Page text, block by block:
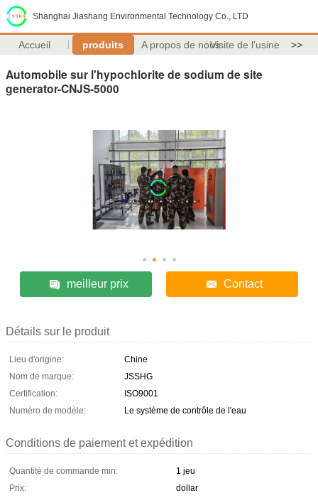
Shanghai Jiashang Environmental Technology Co., LTD
Accueil produits A propos de nousVisite de l'usine >>
Automobile sur l'hypochlorite de sodium de site
generator-CNJS-5000
meilleur prix Contact
Détails sur le produit
Lieu d'origine:
Chine
Nom de marque:
JSSHG
Certification:
ISO9001
Numéro de modèle:
Le système de contrôle de l'eau
Conditions de paiement et expédition
Quantité de commande min:
1 jeu
Prix:
dollar